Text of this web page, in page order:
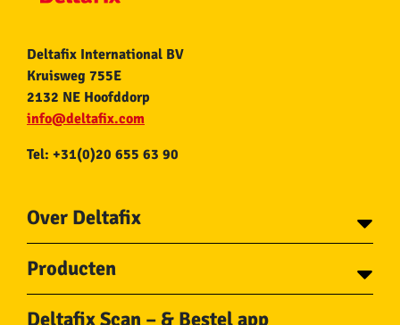
Deltafix International BV
Kruisweg 755E
2132 NE Hoofddorp
info@deltafix.com
Tel: +31(0)20 655 63 90
Over Deltafix
Voor gemeentes
Over Deltafix
Producten
Deltafix Scan – & Bestel app